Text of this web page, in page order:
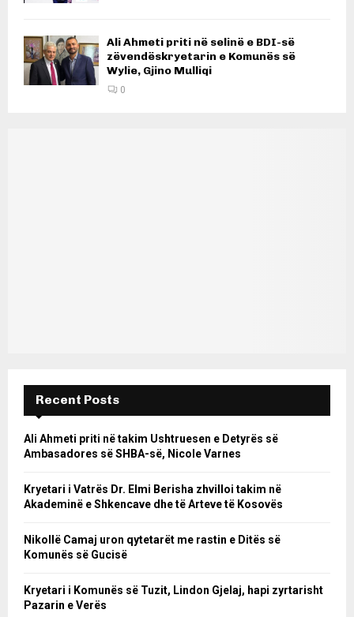
Ali Ahmeti priti në selinë e BDI-së
zëvendëskryetarin e Komunës së
Wylie, Gjino Mulliqi
0
Recent Posts
Ali Ahmeti priti në takim Ushtruesen e Detyrës së
Ambasadores së SHBA-së, Nicole Varnes
Kryetari i Vatrës Dr. Elmi Berisha zhvilloi takim në
Akademinë e Shkencave dhe të Arteve të Kosovës
Nikollë Camaj uron qytetarët me rastin e Ditës së
Komunës së Gucisë
Kryetari i Komunës së Tuzit, Lindon Gjelaj, hapi zyrtarisht
Pazarin e Verës